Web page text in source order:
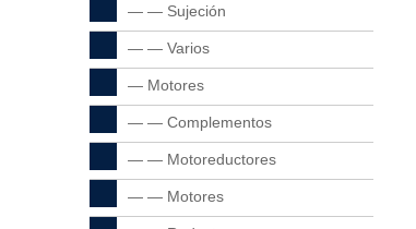
— — Sujeción
— — Varios
— Motores
— — Complementos
— — Motoreductores
— — Motores